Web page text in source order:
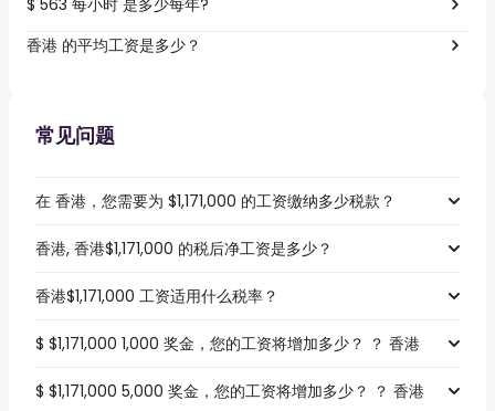
香港 的平均工资是多少？
常见问题
在 香港，您需要为 $1,171,000 的工资缴纳多少税款？
香港, 香港$1,171,000 的税后净工资是多少？
香港$1,171,000 工资适用什么税率？
$ $1,171,000 1,000 奖金，您的工资将增加多少？ ？ 香港
$ $1,171,000 5,000 奖金，您的工资将增加多少？ ？ 香港